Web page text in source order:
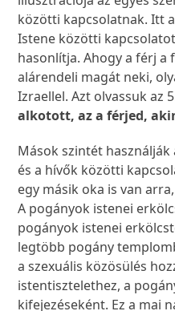
közötti kapcsolatnak. Itt
Istene közötti
hasonlítja. Ahogy a férj a
alárendeli magát neki,
Izraellel. Azt olvassuk az
alkotott, az a férjed,
Mások szintét használják
és a hívők közötti
egy másik oka is van
A pogányok istenei
pogányok istenei
legtöbb pogány
a szexuális közösülés
istentisztelethez, a
kifejezéseként. Ez a mai